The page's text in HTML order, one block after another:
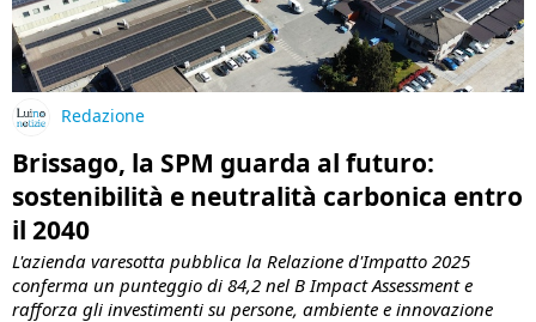
Redazione
Brissago, la SPM guarda al futuro:
sostenibilità e neutralità carbonica entro
il 2040
L'azienda varesotta pubblica la Relazione d'Impatto 2025
conferma un punteggio di 84,2 nel B Impact Assessment e
rafforza gli investimenti su persone, ambiente e innovazione